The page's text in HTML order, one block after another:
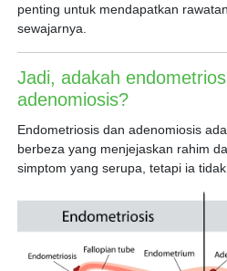
penting untuk mendapatkan
sewajarnya.
Jadi, adakah
adenomiosis?
Endometriosis dan adenomiosis
berbeza yang menjejaskan rahim
simptom yang serupa, tetapi ia tidak